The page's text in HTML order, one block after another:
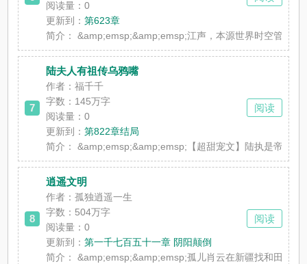
阅读量：0
更新到：第623章
简介：
&amp;emsp;&amp;emsp;江声，本源世界时空管理
7
陆夫人有祖传乌鸦嘴
作者：福千千
字数：145万字
阅读量：0
更新到：第822章结局
简介：
&amp;emsp;&amp;emsp;【超甜宠文】陆执是帝都
阅读
8
逍遥文明
作者：孤独逍遥一生
字数：504万字
阅读量：0
更新到：第一千七百五十一章 阴阳颠倒
简介：
&amp;emsp;&amp;emsp;孤儿肖云在新疆找和田玉
阅读